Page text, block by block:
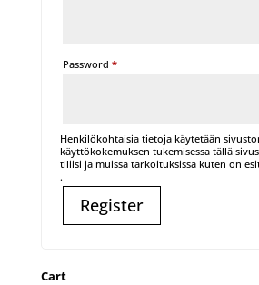
Password *Required
Henkilökohtaisia tietoja käytetään
käyttökokemuksen tukemisessa tällä
tiliisi ja muissa tarkoituksissa kuten on
.
Register
Cart